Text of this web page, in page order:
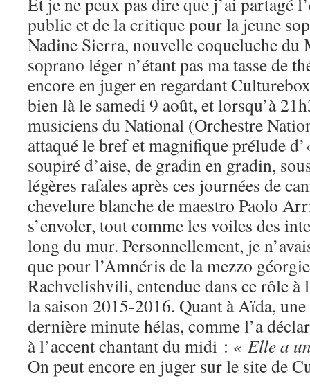
public et de la critique pour la jeune
Nadine Sierra, nouvelle coqueluche du
soprano léger n’étant pas ma tasse de
encore en juger en regardant
bien là le samedi 9 août, et lorsqu’à
musiciens du National (Orchestre
attaqué le bref et magnifique prélude
soupiré d’aise, de gradin en gradin,
légères rafales après ces journées de
chevelure blanche de maestro Paolo
s’envoler, tout comme les voiles des
long du mur. Personnellement, je
que pour l’Amnéris de la mezzo
Rachvelishvili, entendue dans ce rôle à
la saison 2015-2016. Quant à Aïda,
dernière minute hélas, comme l’a
à l’accent chantant du midi : « Elle a
On peut encore en juger sur le site de